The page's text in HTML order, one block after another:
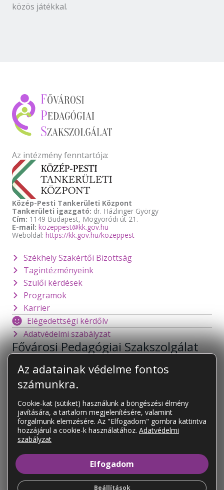
közös játékkal.
Az intézmény fenntartója:
Közép-Pesti Tankerületi Központ
Tankerületi igazgató: dr. Házlinger György
Cím: 1149 Budapest, Mogyoródi út 21.
E-mail: kozeppest@kk.gov.hu
Weboldal: https://kk.gov.hu/kozeppest
Székhely Szakértői Bizottság
Tagintézményeink
Szülői kérdések
Programok
Karrier
Elégedettségi kérdőív
Adatvédelmi szabályzat
Fővárosi Pedagógiai Szakszolgálat
1141 Budapest
Mogyoródi út 128.
foigazgato@fpsz.net
KAPCSOLAT
Tagintézményeink
Tagintézményeink elérhetőségei
Az adatainak védelme fontos
számunkra.
Cookie-kat (sütiket) használunk a böngészési élmény
javítására, a tartalom megjelenítésére, valamint
forgalmunk elemzésére. Az "Elfogadom" gombra kattintva
hozzájárul a cookie-k használatához. Adatvédelmi
szabályzat
Elfogadom
Beállítások